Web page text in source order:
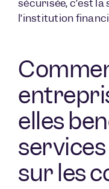
sécurisée, c’est
l’institution
elles
sur les